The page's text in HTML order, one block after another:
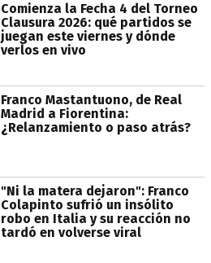
Comienza la Fecha 4 del Torneo
Clausura 2026: qué partidos se
juegan este viernes y dónde
verlos en vivo
Franco Mastantuono, de Real
Madrid a Fiorentina:
¿Relanzamiento o paso atrás?
"Ni la matera dejaron": Franco
Colapinto sufrió un insólito
robo en Italia y su reacción no
tardó en volverse viral